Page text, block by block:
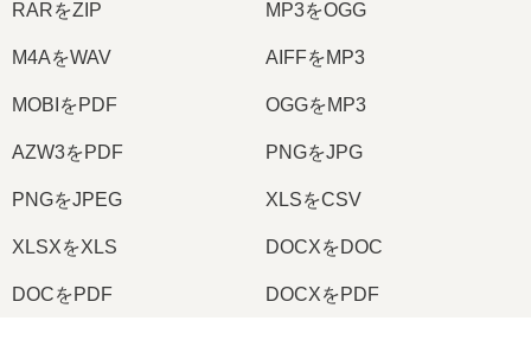
RARをZIP MP3をOGG
M4AをWAV AIFFをMP3
MOBIをPDF OGGをMP3
AZW3をPDF PNGをJPG
PNGをJPEG XLSをCSV
XLSXをXLS DOCXをDOC
DOCをPDF DOCXをPDF